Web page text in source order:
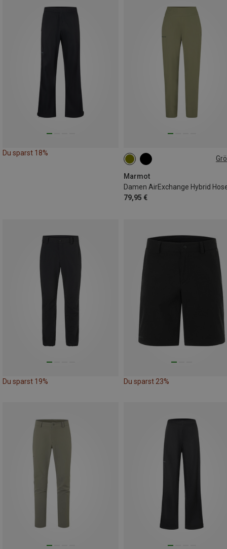
Du sparst 18%
Marmot
Damen AirExchange Hybrid
79,95 €
XS S
Du sparst 19% Du sparst 23%